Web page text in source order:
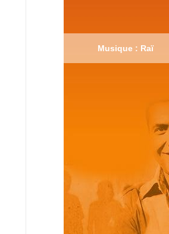
Musique : Raï